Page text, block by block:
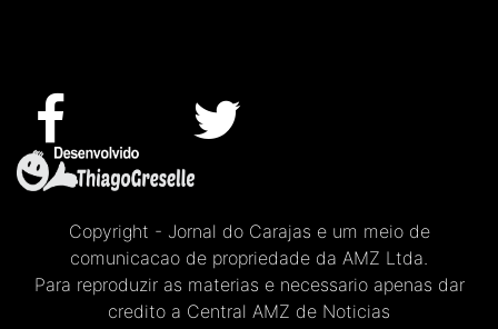
Copyright - Jornal do Carajas e um meio de
comunicacao de propriedade da AMZ Ltda.
Para reproduzir as materias e necessario apenas dar
credito a Central AMZ de Noticias